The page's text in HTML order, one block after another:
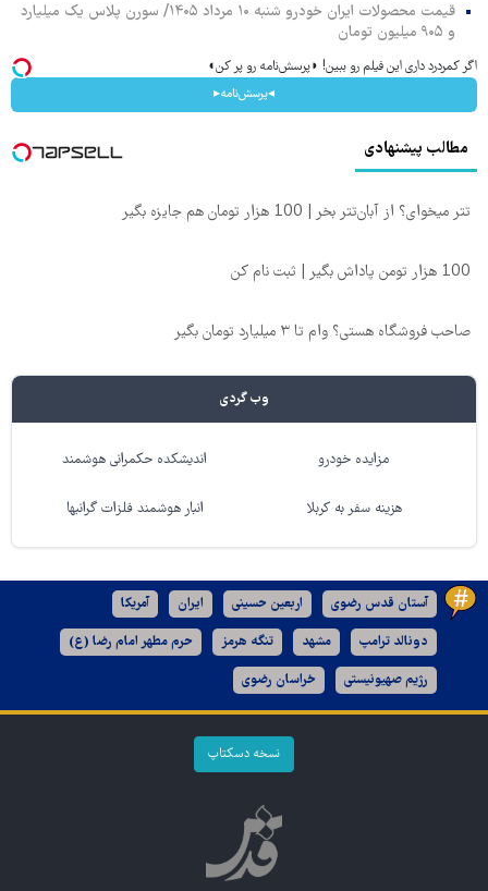
قیمت محصولات ایران خودرو شنبه ۱۰ مرداد ۱۴۰۵/ سورن پلاس یک میلیارد
و ۹۰۵ میلیون تومان
اگر کمردرد داری این فیلم رو ببین! ◗پرسش‌نامه رو پر کن◖
◂پرسش‌نامه▸
مطالب پیشنهادی
تتر میخوای؟ از آبان‌تتر بخر | 100 هزار تومان هم جایزه بگیر
100 هزار تومن پاداش بگیر | ثبت نام کن
صاحب فروشگاه هستی؟ وام تا ۳ میلیارد تومان بگیر
وب گردی
مزایده خودرو اندیشکده حکمرانی هوشمند
هزینه سفر به کربلا انبار هوشمند فلزات گرانبها
آستان قدس رضوی اربعین حسینی ایران آمریکا
دونالد ترامپ مشهد تنگه هرمز حرم مطهر امام رضا (ع)
رژیم صهیونیستی خراسان رضوی
نسخه دسکتاپ